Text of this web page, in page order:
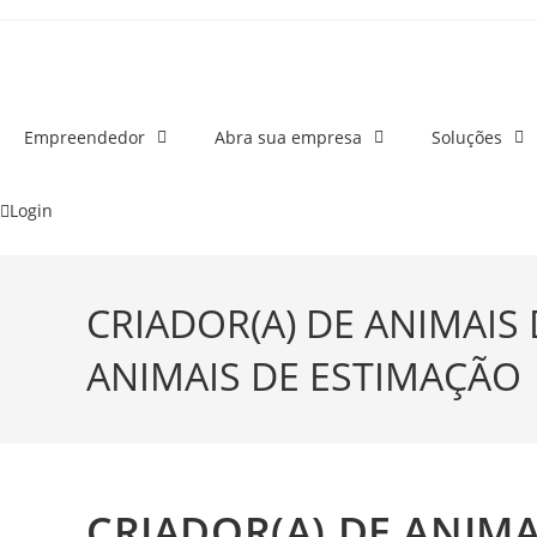
Empreendedor Abra sua empresa Soluções
Login
CRIADOR(A) DE
ANIMAIS DE ESTIMAÇÃO